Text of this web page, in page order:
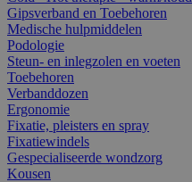
Gipsverband en Toebehoren
Medische hulpmiddelen
Podologie
Steun- en inlegzolen en voeten
Toebehoren
Verbanddozen
Ergonomie
Fixatie, pleisters en spray
Fixatiewindels
Gespecialiseerde wondzorg
Kousen